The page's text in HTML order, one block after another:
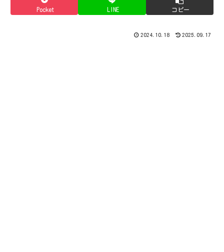
Pocket LINE コピー
2024.10.18 2025.09.17